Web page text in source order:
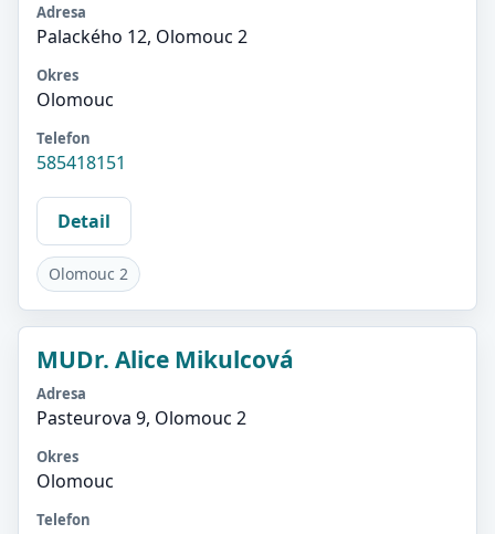
Adresa
Palackého 12, Olomouc 2
Okres
Olomouc
Telefon
585418151
Detail
Olomouc 2
MUDr. Alice Mikulcová
Adresa
Pasteurova 9, Olomouc 2
Okres
Olomouc
Telefon